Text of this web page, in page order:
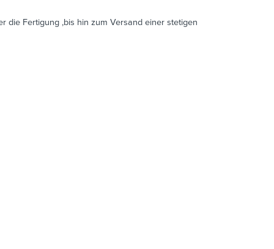
die Fertigung ,bis hin zum Versand einer stetigen